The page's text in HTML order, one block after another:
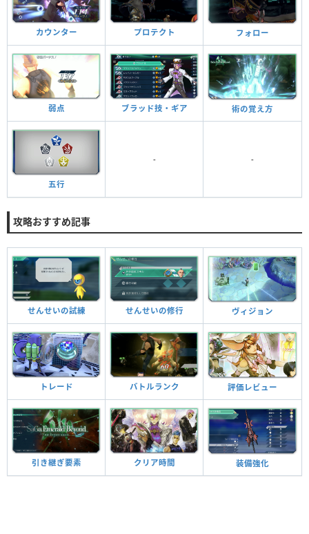
カウンター プロテクト フォロー
弱点 ブラッド技・ギア 術の覚え方
五行
- -
攻略おすすめ記事
せんせいの試練 せんせいの修行 ヴィジョン
トレード バトルランク 評価レビュー
引き継ぎ要素 クリア時間 装備強化